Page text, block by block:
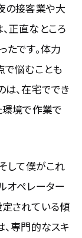
の接客業や大
正直なところ
たです。体力
で悩むことも
は、在宅ででき
環境で作業で
して僕がこれ
オペレーター
されている傾
、専門的なスキ